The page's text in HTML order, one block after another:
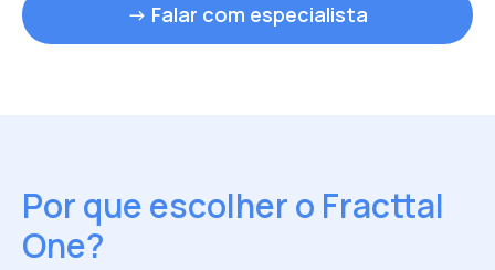
→ Falar com especialista
Por que escolher o Fracttal
One?